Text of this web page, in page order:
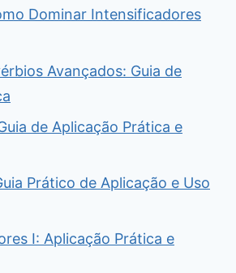
Dominar Intensificadores
Avançados: Guia de
de Aplicação Prática e
Prático de Aplicação e Uso
I: Aplicação Prática e